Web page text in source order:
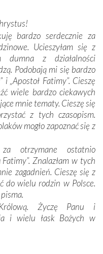
Maryja swoją opieką
wszystkie nacje, które
osobę, która zawierza
wierności Bogu i
Trudne momenty w
przypominają o
o własną duszę i o łaskę
pomyślność –
Odstępstwo owocuje
uniwersalne prawdy
opowieści
i wodzach,
losach grzesznych
Fatimy reprezentanci
Najmłodszy uczestnik
Zdzisław – już 94.
bardzo serdecznie za
Ucieszyłam się z
dumna z działalności
Podobają mi się bardzo
„Apostoł Fatimy”. Cieszę
wiele bardzo ciekawych
mnie tematy. Cieszę się
z tych czasopism.
mogło zapoznać się z
otrzymane ostatnio
Znalazłam w tych
zagadnień. Cieszę się z
do wielu rodzin w Polsce.
Życzę Panu i
i wielu łask Bożych w